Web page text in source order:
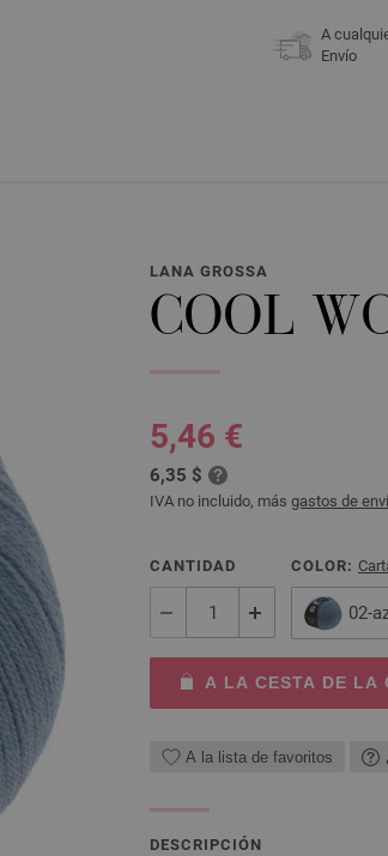
A
Envío
LANA GROSSA
COOL
5,46 €
6,35 $
IVA no incluido, más gastos de
CANTIDAD COLOR:
02-
A LA CESTA DE LA
A la lista de favoritos
DESCRIPCIÓN